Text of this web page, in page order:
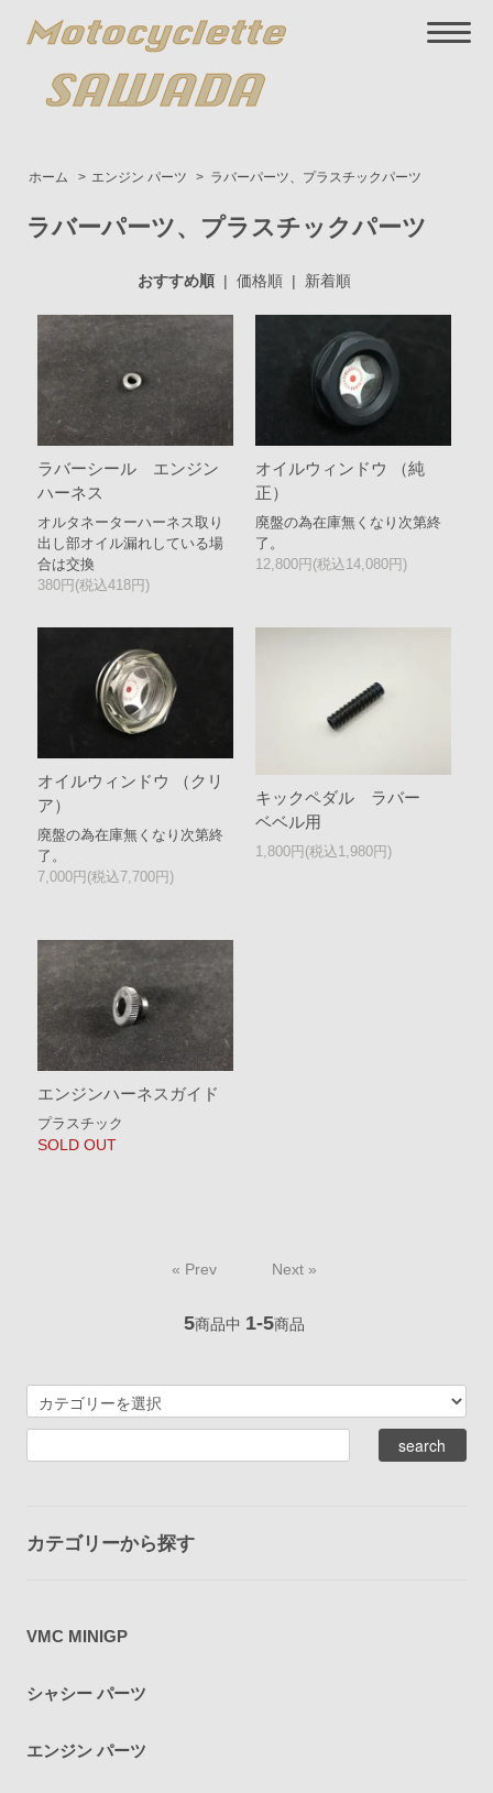
ホーム > エンジン パーツ > ラバーパーツ、プラスチックパーツ
ラバーパーツ、プラスチックパーツ
おすすめ順| 価格順| 新着順
ラバーシール エンジン
ハーネス
オルタネーターハーネス取り
出し部オイル漏れしている場
合は交換
380円(税込418円)
オイルウィンドウ （純
正）
廃盤の為在庫無くなり次第終
了。
12,800円(税込14,080円)
オイルウィンドウ （クリ
ア）
廃盤の為在庫無くなり次第終
了。
7,000円(税込7,700円)
キックペダル ラバー
ベベル用
1,800円(税込1,980円)
エンジンハーネスガイド
プラスチック
SOLD OUT
« Prev Next »
5商品中 1-5商品
カテゴリーから探す
VMC MINIGP
シャシー パーツ
エンジン パーツ